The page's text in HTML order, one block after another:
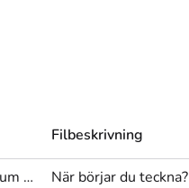
Filbeskrivning
EN TVÅ_TRE_FYRA@num PEK När börjar du teckna?